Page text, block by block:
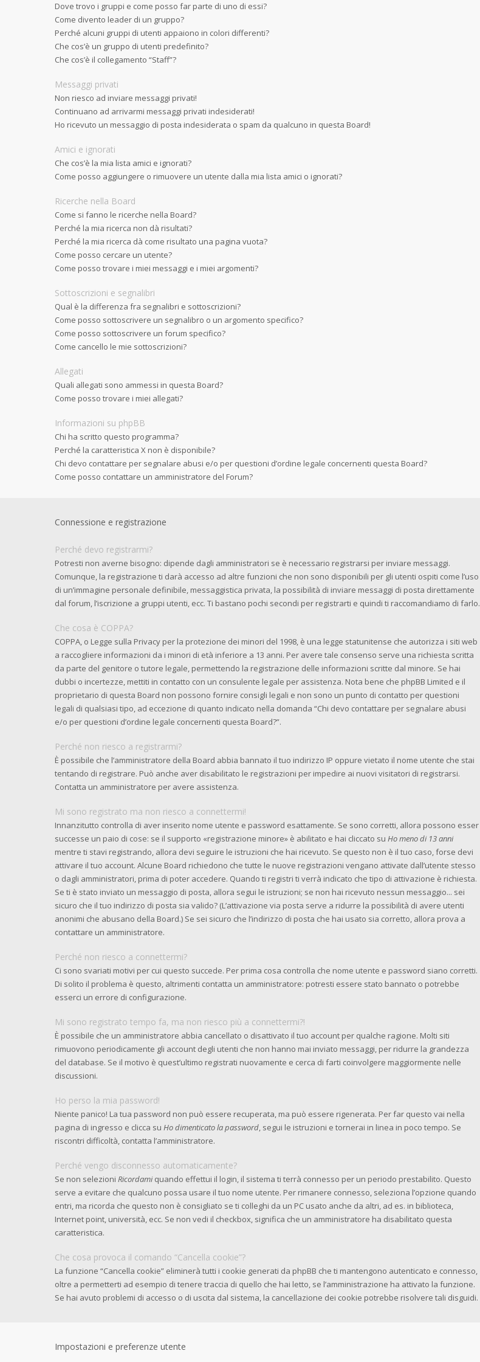
Dove trovo i gruppi e come posso far parte di uno di essi?
Come divento leader di un gruppo?
Perché alcuni gruppi di utenti appaiono in colori differenti?
Che cos’è un gruppo di utenti predefinito?
Che cos’è il collegamento “Staff”?
Messaggi privati
Non riesco ad inviare messaggi privati!
Continuano ad arrivarmi messaggi privati indesiderati!
Ho ricevuto un messaggio di posta indesiderata o spam da qualcuno in questa Board!
Amici e ignorati
Che cos’è la mia lista amici e ignorati?
Come posso aggiungere o rimuovere un utente dalla mia lista amici o ignorati?
Ricerche nella Board
Come si fanno le ricerche nella Board?
Perché la mia ricerca non dà risultati?
Perché la mia ricerca dà come risultato una pagina vuota?
Come posso cercare un utente?
Come posso trovare i miei messaggi e i miei argomenti?
Sottoscrizioni e segnalibri
Qual è la differenza fra segnalibri e sottoscrizioni?
Come posso sottoscrivere un segnalibro o un argomento specifico?
Come posso sottoscrivere un forum specifico?
Come cancello le mie sottoscrizioni?
Allegati
Quali allegati sono ammessi in questa Board?
Come posso trovare i miei allegati?
Informazioni su phpBB
Chi ha scritto questo programma?
Perché la caratteristica X non è disponibile?
Chi devo contattare per segnalare abusi e/o per questioni d’ordine legale concernenti questa Board?
Come posso contattare un amministratore del Forum?
Connessione e registrazione
Perché devo registrarmi?
Potresti non averne bisogno: dipende dagli amministratori se è necessario registrarsi per inviare messaggi.
Comunque, la registrazione ti darà accesso ad altre funzioni che non sono disponibili per gli utenti ospiti come l’uso
di un’immagine personale definibile, messaggistica privata, la possibilità di inviare messaggi di posta direttamente
dal forum, l’iscrizione a gruppi utenti, ecc. Ti bastano pochi secondi per registrarti e quindi ti raccomandiamo di farlo.
Che cosa è COPPA?
COPPA, o Legge sulla Privacy per la protezione dei minori del 1998, è una legge statunitense che autorizza i siti web
a raccogliere informazioni da i minori di età inferiore a 13 anni. Per avere tale consenso serve una richiesta scritta
da parte del genitore o tutore legale, permettendo la registrazione delle informazioni scritte dal minore. Se hai
dubbi o incertezze, mettiti in contatto con un consulente legale per assistenza. Nota bene che phpBB Limited e il
proprietario di questa Board non possono fornire consigli legali e non sono un punto di contatto per questioni
legali di qualsiasi tipo, ad eccezione di quanto indicato nella domanda “Chi devo contattare per segnalare abusi
e/o per questioni d’ordine legale concernenti questa Board?”.
Perché non riesco a registrarmi?
È possibile che l’amministratore della Board abbia bannato il tuo indirizzo IP oppure vietato il nome utente che stai
tentando di registrare. Può anche aver disabilitato le registrazioni per impedire ai nuovi visitatori di registrarsi.
Contatta un amministratore per avere assistenza.
Mi sono registrato ma non riesco a connettermi!
Innanzitutto controlla di aver inserito nome utente e password esattamente. Se sono corretti, allora possono esser
successe un paio di cose: se il supporto «registrazione minore» è abilitato e hai cliccato su Ho meno di 13 anni
mentre ti stavi registrando, allora devi seguire le istruzioni che hai ricevuto. Se questo non è il tuo caso, forse devi
attivare il tuo account. Alcune Board richiedono che tutte le nuove registrazioni vengano attivate dall’utente stesso
o dagli amministratori, prima di poter accedere. Quando ti registri ti verrà indicato che tipo di attivazione è richiesta.
Se ti è stato inviato un messaggio di posta, allora segui le istruzioni; se non hai ricevuto nessun messaggio... sei
sicuro che il tuo indirizzo di posta sia valido? (L’attivazione via posta serve a ridurre la possibilità di avere utenti
anonimi che abusano della Board.) Se sei sicuro che l’indirizzo di posta che hai usato sia corretto, allora prova a
contattare un amministratore.
Perché non riesco a connettermi?
Ci sono svariati motivi per cui questo succede. Per prima cosa controlla che nome utente e password siano corretti.
Di solito il problema è questo, altrimenti contatta un amministratore: potresti essere stato bannato o potrebbe
esserci un errore di configurazione.
Mi sono registrato tempo fa, ma non riesco più a connettermi?!
È possibile che un amministratore abbia cancellato o disattivato il tuo account per qualche ragione. Molti siti
rimuovono periodicamente gli account degli utenti che non hanno mai inviato messaggi, per ridurre la grandezza
del database. Se il motivo è quest’ultimo registrati nuovamente e cerca di farti coinvolgere maggiormente nelle
discussioni.
Ho perso la mia password!
Niente panico! La tua password non può essere recuperata, ma può essere rigenerata. Per far questo vai nella
pagina di ingresso e clicca su Ho dimenticato la password, segui le istruzioni e tornerai in linea in poco tempo. Se
riscontri difficoltà, contatta l’amministratore.
Perché vengo disconnesso automaticamente?
Se non selezioni Ricordamiquando effettui il login, il sistema ti terrà connesso per un periodo prestabilito. Questo
serve a evitare che qualcuno possa usare il tuo nome utente. Per rimanere connesso, seleziona l’opzione quando
entri, ma ricorda che questo non è consigliato se ti colleghi da un PC usato anche da altri, ad es. in biblioteca,
Internet point, università, ecc. Se non vedi il checkbox, significa che un amministratore ha disabilitato questa
caratteristica.
Che cosa provoca il comando “Cancella cookie”?
La funzione “Cancella cookie” eliminerà tutti i cookie generati da phpBB che ti mantengono autenticato e connesso,
oltre a permetterti ad esempio di tenere traccia di quello che hai letto, se l’amministrazione ha attivato la funzione.
Se hai avuto problemi di accesso o di uscita dal sistema, la cancellazione dei cookie potrebbe risolvere tali disguidi.
Impostazioni e preferenze utente